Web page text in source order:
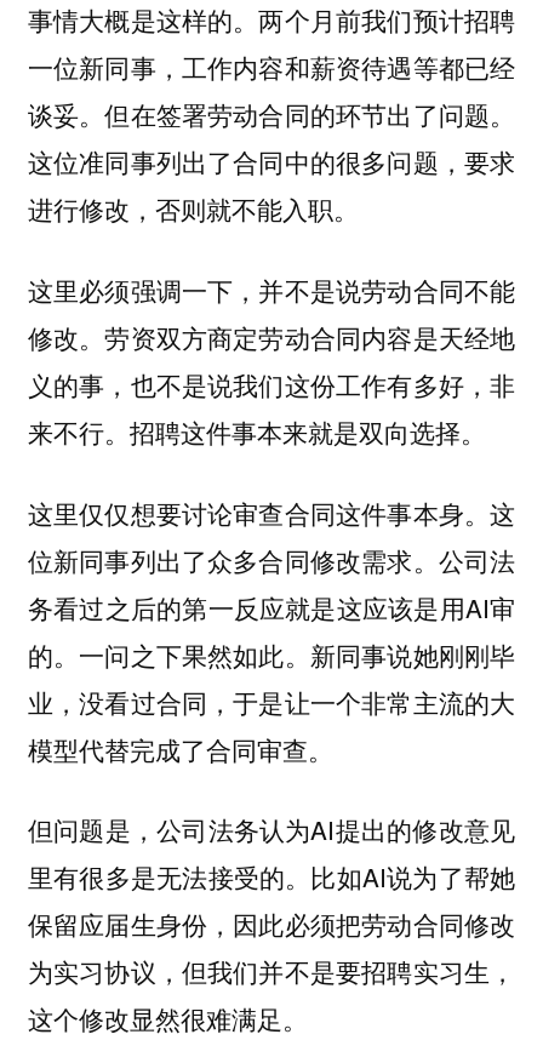
事情大概是这样的。两个月前我们预计招聘
一位新同事，工作内容和薪资待遇等都已经
谈妥。但在签署劳动合同的环节出了问题。
这位准同事列出了合同中的很多问题，要求
进行修改，否则就不能入职。
这里必须强调一下，并不是说劳动合同不能
修改。劳资双方商定劳动合同内容是天经地
义的事，也不是说我们这份工作有多好，非
来不行。招聘这件事本来就是双向选择。
这里仅仅想要讨论审查合同这件事本身。这
位新同事列出了众多合同修改需求。公司法
务看过之后的第一反应就是这应该是用AI审
的。一问之下果然如此。新同事说她刚刚毕
业，没看过合同，于是让一个非常主流的大
模型代替完成了合同审查。
但问题是，公司法务认为AI提出的修改意见
里有很多是无法接受的。比如AI说为了帮她
保留应届生身份，因此必须把劳动合同修改
为实习协议，但我们并不是要招聘实习生，
这个修改显然很难满足。